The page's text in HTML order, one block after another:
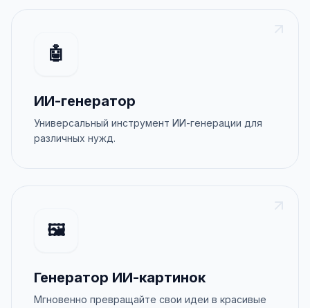
🤖
ИИ-генератор
Универсальный инструмент ИИ-генерации для
различных нужд.
🖼️
Генератор ИИ-картинок
Мгновенно превращайте свои идеи в красивые